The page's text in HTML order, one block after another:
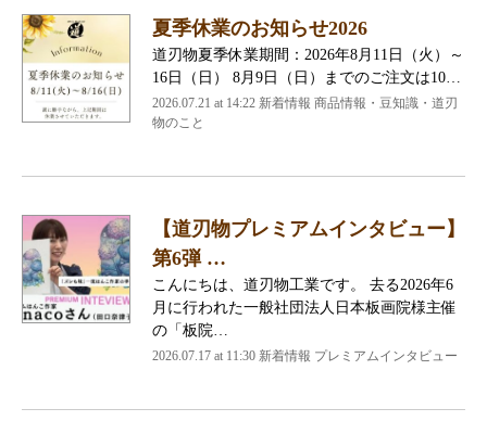
夏季休業のお知らせ2026
道刃物夏季休業期間：2026年8月11日（火）～
16日（日） 8月9日（日）までのご注文は10…
2026.07.21 at 14:22 新着情報 商品情報・豆知識・道刃
物のこと
【道刃物プレミアムインタビュー】
第6弾 …
こんにちは、道刃物工業です。 去る2026年6
月に行われた一般社団法人日本板画院様主催
の「板院…
2026.07.17 at 11:30 新着情報 プレミアムインタビュー